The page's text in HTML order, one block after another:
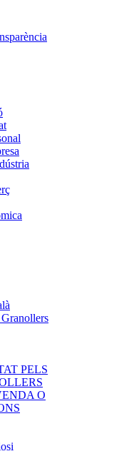
Granollers
PELS
O